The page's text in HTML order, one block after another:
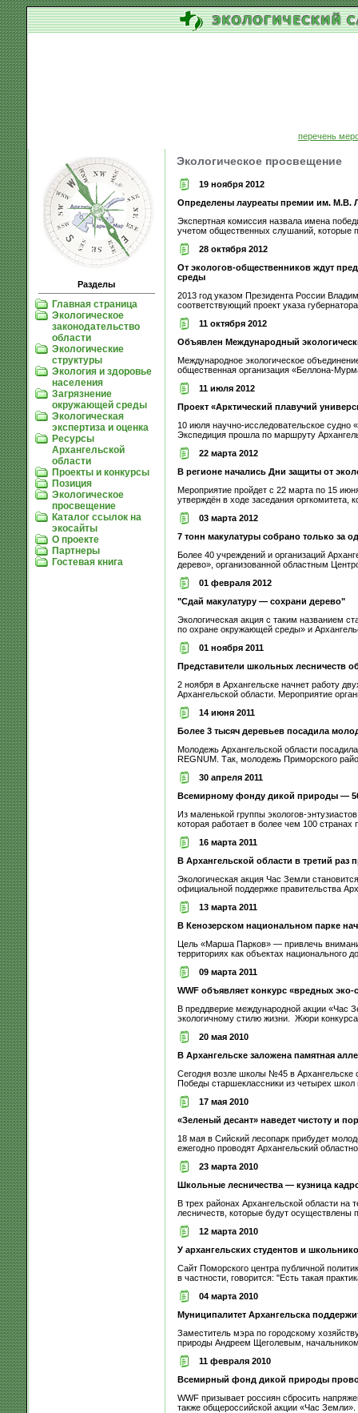
перечень
Разделы
Главная страница
Экологическое
законодательство
области
Экологические
структуры
Экология и здоровье
населения
Загрязнение
окружающей среды
Экологическая
экспертиза и оценка
Ресурсы
Архангельской
области
Проекты и конкурсы
Позиция
Экологическое
просвещение
Каталог ссылок на
экосайты
О проекте
Партнеры
Гостевая книга
Экологическое просвещение
19 ноября 2012
Определены лауреаты премии им. М.В.
Экспертная комиссия назвала имена
учетом общественных слушаний, которые
28 октября 2012
От экологов-общественников ждут
среды
2013 год указом Президента России
соответствующий проект указа
11 октября 2012
Объявлен Международный
Международное экологическое
общественная организация «Беллона-
11 июля 2012
Проект «Арктический плавучий
10 июля научно-исследовательское судно
Экспедиция прошла по маршруту
22 марта 2012
В регионе начались Дни защиты от
Мероприятие пройдет с 22 марта по 15
утверждён в ходе заседания оргкомитета,
03 марта 2012
7 тонн макулатуры собрано только за
Более 40 учреждений и организаций
дерево», организованной областным
01 февраля 2012
"Сдай макулатуру — сохрани дерево"
Экологическая акция с таким названием
по охране окружающей среды» и
01 ноября 2011
Представители школьных лесничеств
2 ноября в Архангельске начнет работу
Архангельской области. Мероприятие
14 июня 2011
Более 3 тысяч деревьев посадила
Молодежь Архангельской области
REGNUM. Так, молодежь Приморского
30 апреля 2011
Всемирному фонду дикой природы —
Из маленькой группы экологов-
которая работает в более чем 100
16 марта 2011
В Архангельской области в третий раз
Экологическая акция Час Земли
официальной поддержке правительства
13 марта 2011
В Кенозерском национальном парке
Цель «Марша Парков» — привлечь
территориях как объектах национального
09 марта 2011
WWF объявляет конкурс «вредных эко-
В преддверие международной акции «Час
экологичному стилю жизни. Жюри
20 мая 2010
В Архангельске заложена памятная
Сегодня возле школы №45 в Архангельске
Победы старшеклассники из четырех
17 мая 2010
«Зеленый десант» наведет чистоту и
18 мая в Сийский лесопарк прибудет
ежегодно проводят Архангельский
23 марта 2010
Школьные лесничества — кузница
В трех районах Архангельской области на
лесничеств, которые будут осуществлены
12 марта 2010
У архангельских студентов и
Сайт Поморского центра публичной
в частности, говорится: "Есть такая
04 марта 2010
Муниципалитет Архангельска
Заместитель мэра по городскому
природы Андреем Щеголевым,
11 февраля 2010
Всемирный фонд дикой природы
WWF призывает россиян сбросить
также общероссийской акции «Час